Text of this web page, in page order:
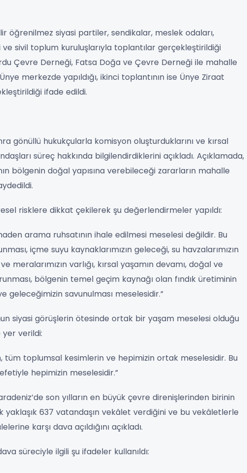
öğrenilmez siyasi partiler, sendikalar, meslek odaları,
sivil toplum kuruluşlarıyla toplantılar gerçekleştirildiği
Çevre Derneği, Fatsa Doğa ve Çevre Derneği ile mahalle
merkezde yapıldığı, ikinci toplantının ise Ünye Ziraat
ifade edildi.
gönüllü hukukçularla komisyon oluşturduklarını ve kırsal
süreç hakkında bilgilendirdiklerini açıkladı. Açıklamada,
bölgenin doğal yapısına verebileceği zararların mahalle
risklere dikkat çekilerek şu değerlendirmeler yapıldı:
arama ruhsatının ihale edilmesi meselesi değildir. Bu
içme suyu kaynaklarımızın geleceği, su havzalarımızın
meralarımızın varlığı, kırsal yaşamın devamı, doğal ve
bölgenin temel geçim kaynağı olan fındık üretiminin
geleceğimizin savunulması meselesidir.”
siyasi görüşlerin ötesinde ortak bir yaşam meselesi olduğu
verildi:
tüm toplumsal kesimlerin ve hepimizin ortak meselesidir. Bu
hepimizin meselesidir.”
son yılların en büyük çevre direnişlerinden birinin
yaklaşık 637 vatandaşın vekâlet verdiğini ve bu vekâletlerle
karşı dava açıldığını açıkladı.
süreciyle ilgili şu ifadeler kullanıldı: